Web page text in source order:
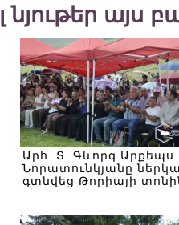
նյութեր այս
Արհ. Տ. Գևորգ Արքեպս.
Նորատունկյանը
գտնվեց Թորիայի